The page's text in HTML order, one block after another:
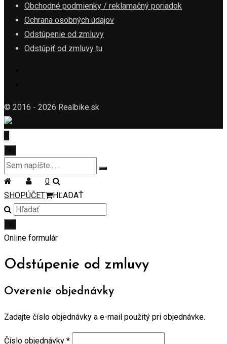
Obchodné podmienky / reklamačný poriadok
Ochrana osobných údajov
Odstúpenie od zmluvy
Odstúpiť od zmluvy tu
© 2016 - 2026 Realbike.sk
SHOPÚČET
0
HĽADAŤ
Online formulár
Odstúpenie od zmluvy
Overenie objednávky
Zadajte číslo objednávky a e-mail použitý pri objednávke.
Číslo objednávky *